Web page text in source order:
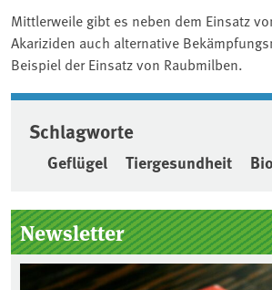
Mittlerweile gibt es neben dem Einsatz
Akariziden auch alternative
Beispiel der Einsatz von Raubmilben.
Schlagworte
Geflügel Tiergesundheit
Seitenleiste
Newsletter